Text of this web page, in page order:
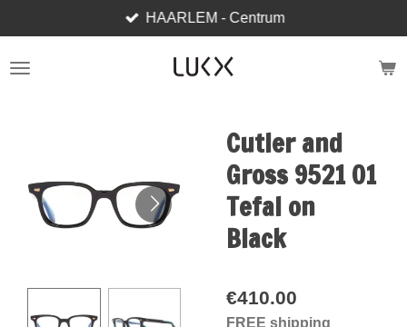
to
main
HAARLEM - Centrum
Cutler and
Gross 9521 01
Tefal on
Black
€410.00
FREE shipping